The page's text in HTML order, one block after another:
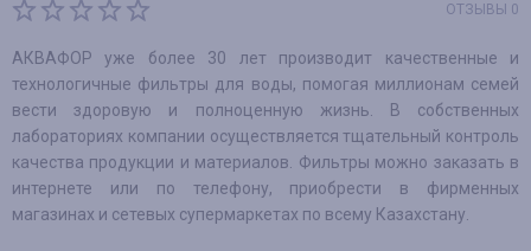
ОТЗЫВЫ 0
АКВАФОР уже более 30 лет производит качественные и
технологичные фильтры для воды, помогая миллионам семей
вести здоровую и полноценную жизнь. В собственных
лабораториях компании осуществляется тщательный контроль
качества продукции и материалов. Фильтры можно заказать в
интернете или по телефону, приобрести в фирменных
магазинах и сетевых супермаркетах по всему Казахстану.